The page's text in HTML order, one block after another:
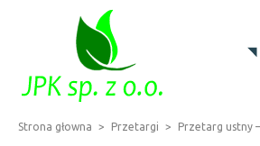
Strona głowna > Przetargi > Przetarg ustny